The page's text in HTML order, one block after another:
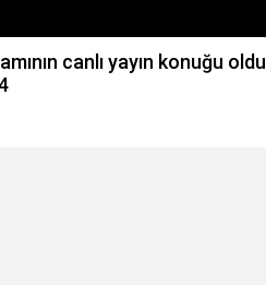
canlı yayın konuğu oldu